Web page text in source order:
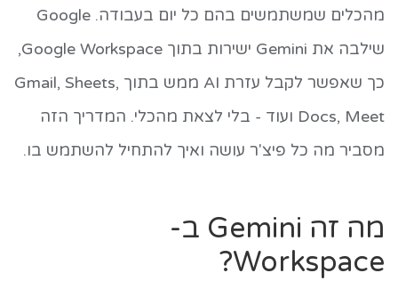
מהכלים שמשתמשים בהם כל יום בעבודה. Google
שילבה את Gemini ישירות בתוך Google Workspace,
כך שאפשר לקבל עזרת AI ממש בתוך Gmail, Sheets,
Docs, Meet ועוד - בלי לצאת מהכלי. המדריך הזה
מסביר מה כל פיצ'ר עושה ואיך להתחיל להשתמש בו.
מה זה Gemini ב-
Workspace?